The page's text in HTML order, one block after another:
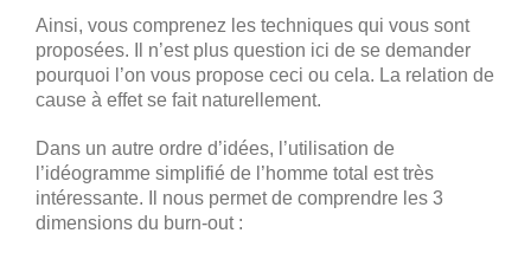
Ainsi, vous comprenez les techniques qui vous sont
proposées. Il n’est plus question ici de se demander
pourquoi l’on vous propose ceci ou cela. La relation de
cause à effet se fait naturellement.
Dans un autre ordre d’idées, l’utilisation de
l’idéogramme simplifié de l’homme total est très
intéressante. Il nous permet de comprendre les 3
dimensions du burn-out :